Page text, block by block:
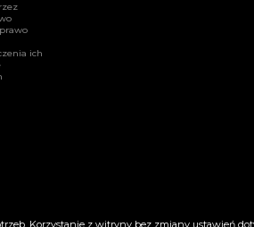
ich
Korzystanie z witryny bez zmiany ustawień